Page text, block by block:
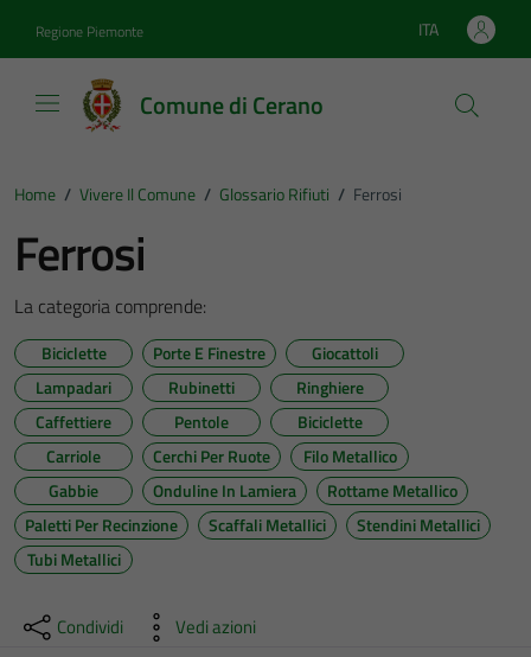
Regione Piemonte Lingua attiva:
ITA
Comune di Cerano
Home / Vivere Il Comune / Glossario Rifiuti / Ferrosi
Ferrosi
La categoria comprende:
Biciclette Porte E Finestre
Giocattoli
Lampadari
Rubinetti
Ringhiere
Caffettiere
Pentole
Biciclette
Carriole
Cerchi Per Ruote
Filo Metallico
Gabbie
Onduline In Lamiera
Rottame Metallico
Paletti Per Recinzione
Scaffali Metallici
Stendini Metallici
Tubi Metallici
Condividi Vedi azioni